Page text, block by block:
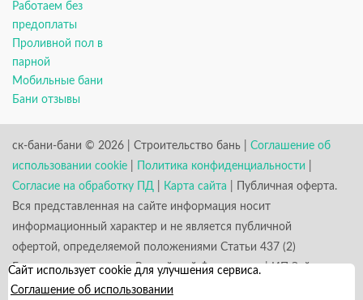
Работаем без
предоплаты
Проливной пол в
парной
Мобильные бани
Бани отзывы
ск-бани-бани © 2026 | Строительство бань | Соглашение об
использовании cookie
Политика конфиденциальности
Согласие на обработку ПД
Карта сайта | Публичная оферта.
Вся представленная на сайте информация носит
информационный характер и не является публичной
офертой, определяемой положениями Статьи 437 (2)
Гражданского кодекса Российской Федерации. | ИП Зайцев
К. А. ИНН 531301660823 ОГРН 317784700352926
Сайт использует cookie для улучшения сервиса.
Соглашение об использовании